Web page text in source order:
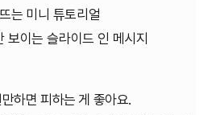
는 미니 튜토리얼
보이는 슬라이드 인 메시지
하면 피하는 게 좋아요.